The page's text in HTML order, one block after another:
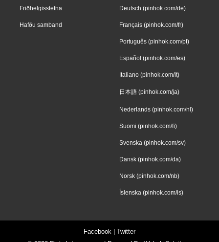
Friðhelgisstefna
Hafðu samband
Deutsch (pinhok.com/de)
Français (pinhok.com/fr)
Português (pinhok.com/pt)
Español (pinhok.com/es)
Italiano (pinhok.com/it)
日本語 (pinhok.com/ja)
Nederlands (pinhok.com/nl)
Suomi (pinhok.com/fi)
Svenska (pinhok.com/sv)
Dansk (pinhok.com/da)
Norsk (pinhok.com/nb)
Íslenska (pinhok.com/is)
Facebook
Twitter